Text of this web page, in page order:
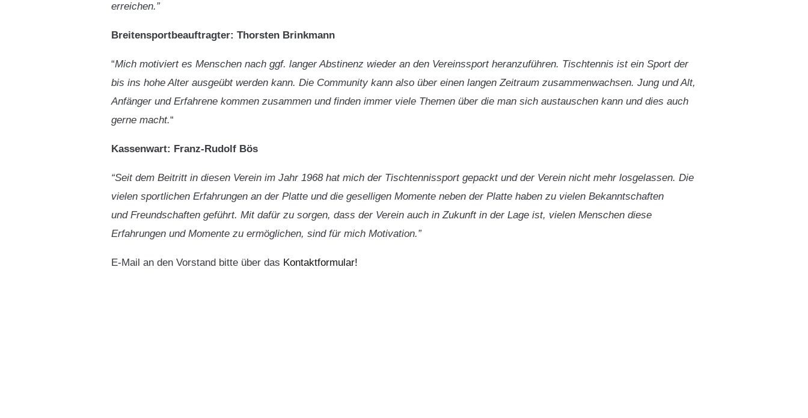
erreichen.”
Breitensportbeauftragter: Thorsten Brinkmann
“Mich motiviert es Menschen nach ggf. langer Abstinenz wieder an den Vereinssport heranzuführen. Tischtennis ist ein Sport der
bis ins hohe Alter ausgeübt werden kann. Die Community kann also über einen langen Zeitraum zusammenwachsen. Jung und Alt,
Anfänger und Erfahrene kommen zusammen und finden immer viele Themen über die man sich austauschen kann und dies auch
gerne macht.“
Kassenwart: Franz-Rudolf Bös
“Seit dem Beitritt in diesen Verein im Jahr 1968 hat mich der Tischtennissport gepackt und der Verein nicht mehr losgelassen. Die
vielen sportlichen Erfahrungen an der Platte und die geselligen Momente neben der Platte haben zu vielen Bekanntschaften
und Freundschaften geführt. Mit dafür zu sorgen, dass der Verein auch in Zukunft in der Lage ist, vielen Menschen diese
Erfahrungen und Momente zu ermöglichen, sind für mich Motivation.”
E-Mail an den Vorstand bitte über das Kontaktformular!